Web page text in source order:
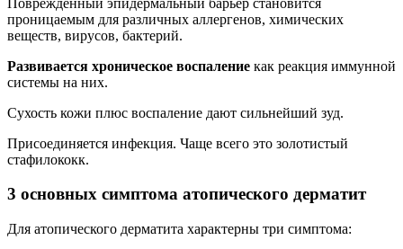
проницаемым для различных аллергенов, химических
веществ, вирусов, бактерий.
Развивается хроническое воспаление как реакция иммунной
системы на них.
Сухость кожи плюс воспаление дают сильнейший зуд.
Присоединяется инфекция. Чаще всего это золотистый
стафилококк.
3 основных симптома атопического дерматит
Для атопического дерматита характерны три симптома: